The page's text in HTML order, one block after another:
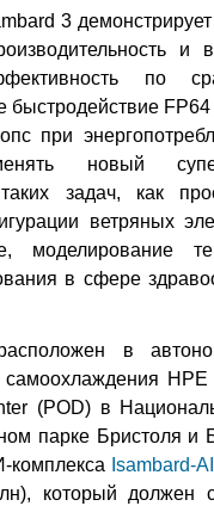
3
и
по
быстродействие
при
новый
задач, как
ветряных
в сфере
в
самоохлаждения HPE
(POD) в
парке Бристоля и
комплекса Isambard-AI
который должен